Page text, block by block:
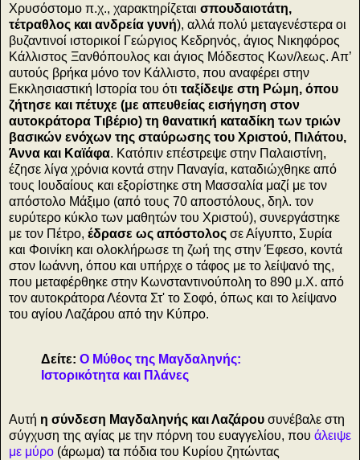
Χρυσόστομο π.χ., χαρακτηρίζεται σπουδαιοτάτη,
τέτραθλος και ανδρεία γυνή), αλλά πολύ μεταγενέστερα οι
βυζαντινοί ιστορικοί Γεώργιος Κεδρηνός, άγιος Νικηφόρος
Κάλλιστος Ξανθόπουλος και άγιος Μόδεστος Κων/λεως. Απ’
αυτούς βρήκα μόνο τον Κάλλιστο, που αναφέρει στην
Εκκλησιαστική Ιστορία του ότι ταξίδεψε στη Ρώμη, όπου
ζήτησε και πέτυχε (με απευθείας εισήγηση στον
αυτοκράτορα Τιβέριο) τη θανατική καταδίκη των τριών
βασικών ενόχων της σταύρωσης του Χριστού, Πιλάτου,
Άννα και Καϊάφα. Κατόπιν επέστρεψε στην Παλαιστίνη,
έζησε λίγα χρόνια κοντά στην Παναγία, καταδιώχθηκε από
τους Ιουδαίους και εξορίστηκε στη Μασσαλία μαζί με τον
απόστολο Μάξιμο (από τους 70 αποστόλους, δηλ. τον
ευρύτερο κύκλο των μαθητών του Χριστού), συνεργάστηκε
με τον Πέτρο, έδρασε ως απόστολος σε Αίγυπτο, Συρία
και Φοινίκη και ολοκλήρωσε τη ζωή της στην Έφεσο, κοντά
στον Ιωάννη, όπου και υπήρχε ο τάφος με το λείψανό της,
που μεταφέρθηκε στην Κωνσταντινούπολη το 890 μ.Χ. από
τον αυτοκράτορα Λέοντα Στ' το Σοφό, όπως και το λείψανο
του αγίου Λαζάρου από την Κύπρο.
Δείτε: Ο Μύθος της Μαγδαληνής:
Ιστορικότητα και Πλάνες
Αυτή η σύνδεση Μαγδαληνής και Λαζάρου συνέβαλε στη
σύγχυση της αγίας με την πόρνη του ευαγγελίου, που άλειψε
με μύρο (άρωμα) τα πόδια του Κυρίου ζητώντας